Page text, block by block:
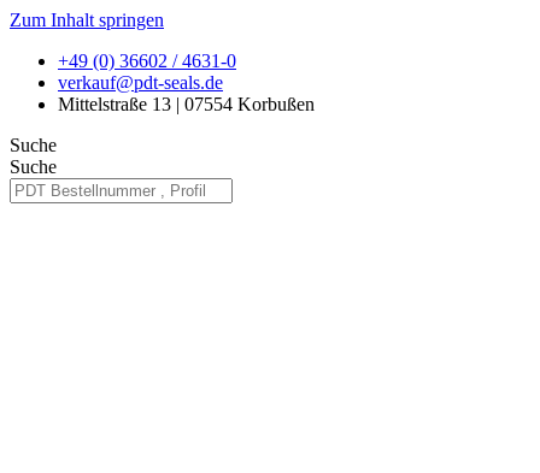
Zum Inhalt springen
+49 (0) 36602 / 4631-0
verkauf@pdt-seals.de
Mittelstraße 13 | 07554 Korbußen
Suche
Suche